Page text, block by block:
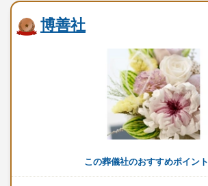
道路案内看板
運営・火葬受スタッフ
博善社
この葬儀社のおすすめポイント